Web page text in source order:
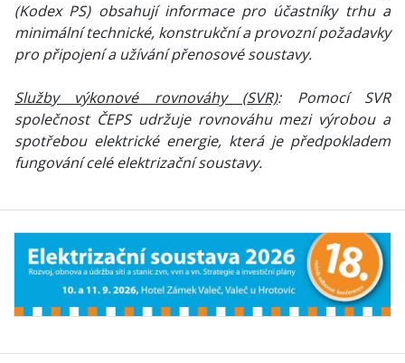
(Kodex PS) obsahují informace pro účastníky trhu a
minimální technické, konstrukční a provozní požadavky
pro připojení a užívání přenosové soustavy.
Služby výkonové rovnováhy (SVR): Pomocí SVR
společnost ČEPS udržuje rovnováhu mezi výrobou a
spotřebou elektrické energie, která je předpokladem
fungování celé elektrizační soustavy.